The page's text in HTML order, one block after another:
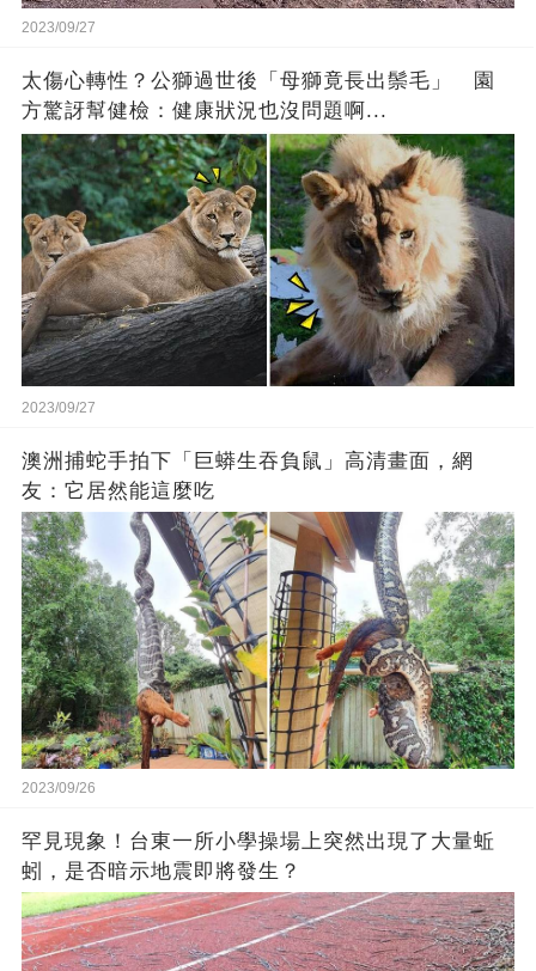
2023/09/27
太傷心轉性？公獅過世後「母獅竟長出鬃毛」 園
方驚訝幫健檢：健康狀況也沒問題啊...
2023/09/27
澳洲捕蛇手拍下「巨蟒生吞負鼠」高清畫面，網
友：它居然能這麼吃
2023/09/26
罕見現象！台東一所小學操場上突然出現了大量蚯
蚓，是否暗示地震即將發生？